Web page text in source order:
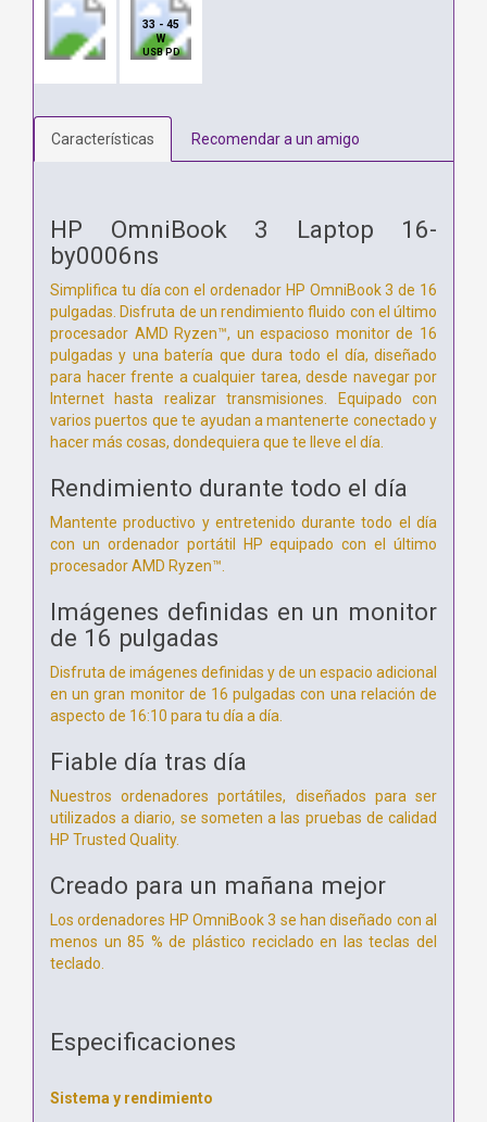
33 - 45
W
USB PD
Características Recomendar a un amigo
HP OmniBook 3 Laptop 16-
by0006ns
Simplifica tu día con el ordenador HP OmniBook 3 de 16
pulgadas. Disfruta de un rendimiento fluido con el último
procesador AMD Ryzen™, un espacioso monitor de 16
pulgadas y una batería que dura todo el día, diseñado
para hacer frente a cualquier tarea, desde navegar por
Internet hasta realizar transmisiones. Equipado con
varios puertos que te ayudan a mantenerte conectado y
hacer más cosas, dondequiera que te lleve el día.
Rendimiento durante todo el día
Mantente productivo y entretenido durante todo el día
con un ordenador portátil HP equipado con el último
procesador AMD Ryzen™.
Imágenes definidas en un monitor
de 16 pulgadas
Disfruta de imágenes definidas y de un espacio adicional
en un gran monitor de 16 pulgadas con una relación de
aspecto de 16:10 para tu día a día.
Fiable día tras día
Nuestros ordenadores portátiles, diseñados para ser
utilizados a diario, se someten a las pruebas de calidad
HP Trusted Quality.
Creado para un mañana mejor
Los ordenadores HP OmniBook 3 se han diseñado con al
menos un 85 % de plástico reciclado en las teclas del
teclado.
Especificaciones
Sistema y rendimiento